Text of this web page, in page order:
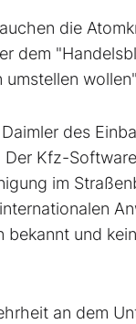
die
dem
des
Kfz-
im
und
an dem